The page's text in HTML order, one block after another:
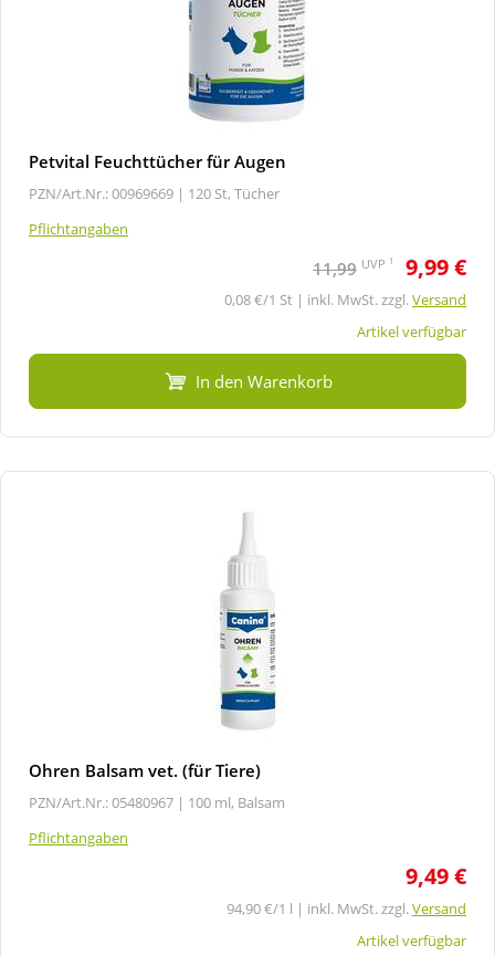
Petvital Feuchttücher für Augen
PZN/Art.Nr.: 00969669 | 120 St, Tücher
Pflichtangaben
11,99 UVP 1 9,99 €
0,08 €/1 St | inkl. MwSt. zzgl.Versand
Artikel verfügbar
In den Warenkorb
Ohren Balsam vet. (für Tiere)
PZN/Art.Nr.: 05480967 | 100 ml, Balsam
Pflichtangaben
9,49 €
94,90 €/1 l | inkl. MwSt. zzgl.Versand
Artikel verfügbar